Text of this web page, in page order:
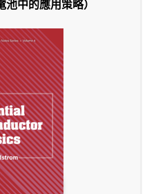
池中的應用策略）